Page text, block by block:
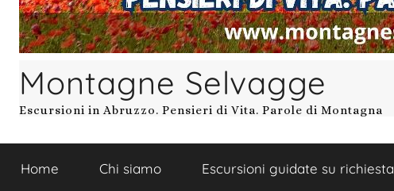
Montagne Selvagge
Escursioni in Abruzzo. Pensieri di Vita. Parole di Montagna
Home Chi siamo Escursioni guidate su richiesta